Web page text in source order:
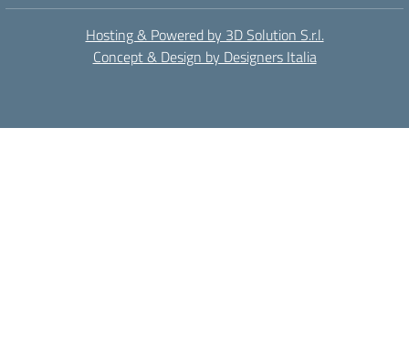
Hosting & Powered by 3D Solution S.r.l.
Concept & Design by Designers Italia